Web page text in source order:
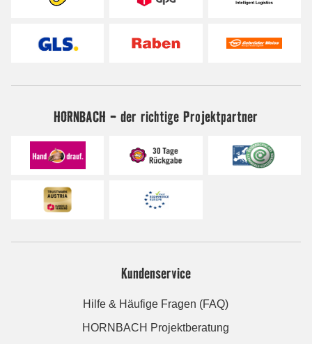
HORNBACH - der richtige Projektpartner
Kundenservice
Hilfe & Häufige Fragen (FAQ)
HORNBACH Projektberatung